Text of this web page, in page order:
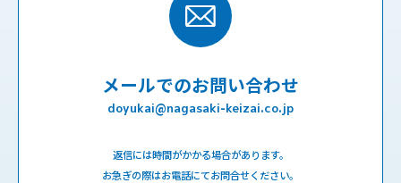
メールでのお問い合わせ
doyukai@nagasaki-keizai.co.jp
返信には時間がかかる場合があります。
お急ぎの際はお電話にてお問合せください。